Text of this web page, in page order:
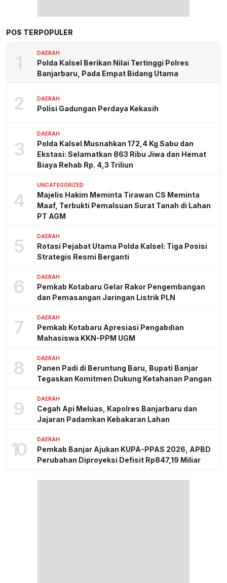
POS TERPOPULER
1 DAERAH
Polda Kalsel Berikan Nilai Tertinggi Polres
Banjarbaru, Pada Empat Bidang Utama
2 DAERAH
Polisi Gadungan Perdaya Kekasih
3
DAERAH
Polda Kalsel Musnahkan 172,4 Kg Sabu dan
Ekstasi: Selamatkan 863 Ribu Jiwa dan Hemat
Biaya Rehab Rp. 4,3 Triliun
4
UNCATEGORIZED
Majelis Hakim Meminta Tirawan CS Meminta
Maaf, Terbukti Pemalsuan Surat Tanah di Lahan
PT AGM
5 DAERAH
Rotasi Pejabat Utama Polda Kalsel: Tiga Posisi
Strategis Resmi Berganti
6 DAERAH
Pemkab Kotabaru Gelar Rakor Pengembangan
dan Pemasangan Jaringan Listrik PLN
7 DAERAH
Pemkab Kotabaru Apresiasi Pengabdian
Mahasiswa KKN-PPM UGM
8 DAERAH
Panen Padi di Beruntung Baru, Bupati Banjar
Tegaskan Komitmen Dukung Ketahanan Pangan
9 DAERAH
Cegah Api Meluas, Kapolres Banjarbaru dan
Jajaran Padamkan Kebakaran Lahan
10 DAERAH
Pemkab Banjar Ajukan KUPA-PPAS 2026, APBD
Perubahan Diproyeksi Defisit Rp847,19 Miliar